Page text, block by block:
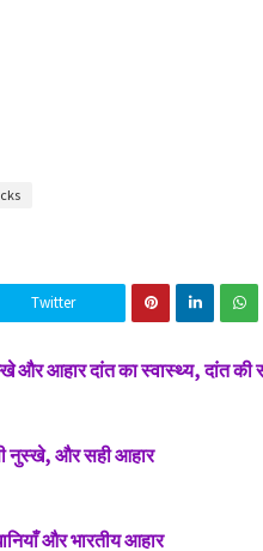
Twitter
और आहार दांत का स्वास्थ्य, दांत की
नुस्खे, और सही आहार
और भारतीय आहार